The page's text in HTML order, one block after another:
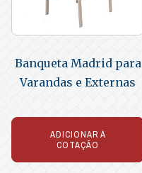
Banqueta Madrid para
Varandas e Externas
ADICIONAR À
COTAÇÃO